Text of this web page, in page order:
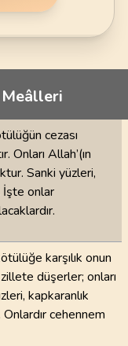
Meâlleri
cezası
Onları Allah’(ın
Sanki yüzleri,
İşte onlar
karşılık onun
düşerler; onları
kapkaranlık
cehennem